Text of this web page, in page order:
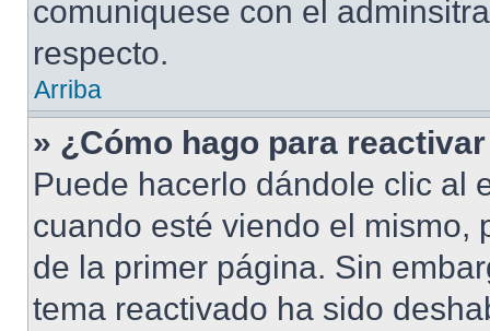
comuniquese con el
respecto.
Arriba
» ¿Cómo hago para
Puede hacerlo dándole clic al
cuando esté viendo el mismo,
de la primer página. Sin
tema reactivado ha sido